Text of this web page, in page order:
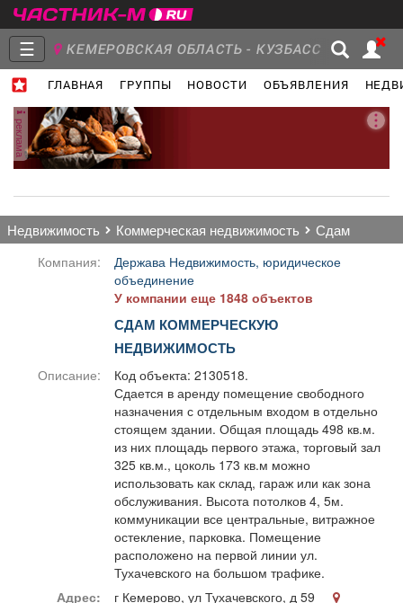
☰ КЕМЕРОВСКАЯ ОБЛАСТЬ - КУЗБАСС
ГЛАВНАЯ ГРУППЫ НОВОСТИ ОБЪЯВЛЕНИЯ
Главная
Группы Новости
Обучение Проекты
Поздравления
реклама
недвижимость коммерческая недвижимость сдам
Компания:
Держава Недвижимость, юридическое
объединение
У компании еще 1848 объектов
СДАМ КОММЕРЧЕСКУЮ
НЕДВИЖИМОСТЬ
Описание:
Код объекта: 2130518.
Сдается в аренду помещение свободного
назначения с отдельным входом в отдельно
стоящем здании. Общая площадь 498 кв.м.
из них площадь первого этажа, торговый зал
325 кв.м., цоколь 173 кв.м можно
использовать как склад, гараж или как зона
обслуживания. Высота потолков 4, 5м.
коммуникации все центральные, витражное
остекление, парковка. Помещение
расположено на первой линии ул.
Тухачевского на большом трафике.
Адрес:
г Кемерово, ул Тухачевского, д 59